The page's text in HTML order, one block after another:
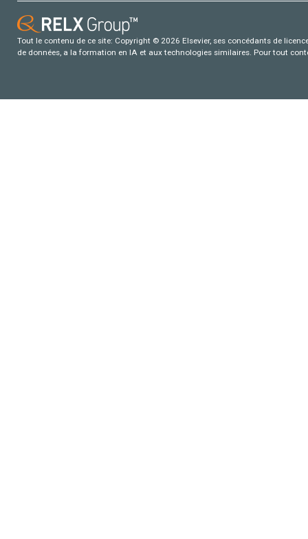
Tout le contenu de ce site: Copyright © 2026 Elsevier, ses concédants de
de données, a la formation en IA et aux technologies similaires. Pour tout